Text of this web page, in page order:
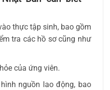
thực tập sinh, bao gồm
tra các hồ sơ cũng như
của ứng viên.
nguồn lao động, bao